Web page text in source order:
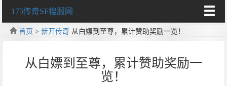
175传奇SF搜服网
首页 >新开传奇 从白嫖到至尊，累计赞助奖励一览！
从白嫖到至尊，累计赞助奖励一
览！